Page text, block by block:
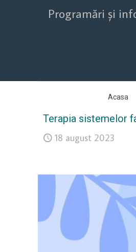
Programări şi
Acasa
Terapia sistemelor
18 august 2023